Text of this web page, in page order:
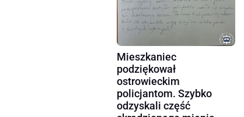
Mieszkaniec
podziękował
ostrowieckim
policjantom. Szybko
odzyskali część